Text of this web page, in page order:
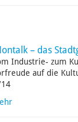
– das
Industrie- zum
auf die